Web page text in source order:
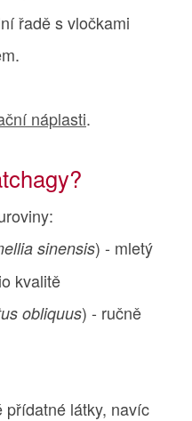
řadě s vločkami
náplasti.
sinensis) - mletý
kvalitě
obliquus) - ručně
látky, navíc